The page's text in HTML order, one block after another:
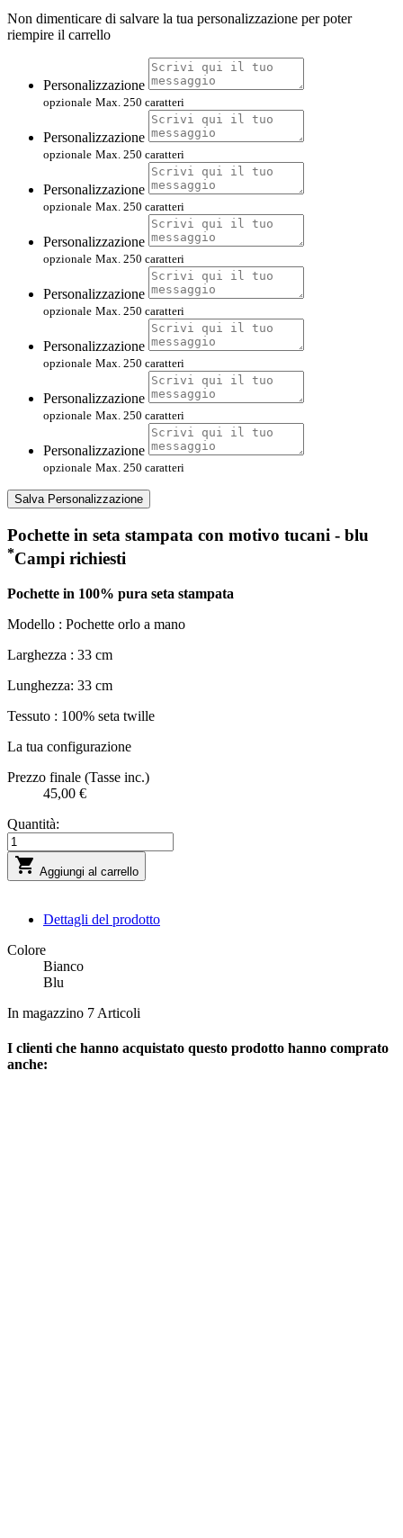
Non dimenticare di salvare la tua personalizzazione per poter
riempire il carrello
Personalizzazione
opzionale Max. 250 caratteri
Personalizzazione
opzionale Max. 250 caratteri
Personalizzazione
opzionale Max. 250 caratteri
Personalizzazione
opzionale Max. 250 caratteri
Personalizzazione
opzionale Max. 250 caratteri
Personalizzazione
opzionale Max. 250 caratteri
Personalizzazione
opzionale Max. 250 caratteri
Personalizzazione
opzionale Max. 250 caratteri
Salva Personalizzazione
Pochette in seta stampata con motivo tucani - blu
*Campi richiesti
Pochette in 100% pura seta stampata
Modello : Pochette orlo a mano
Larghezza : 33 cm
Lunghezza: 33 cm
Tessuto : 100% seta twille
La tua configurazione
Prezzo finale (Tasse inc.)
45,00 €
Quantità:
 Aggiungi al carrello
Dettagli del prodotto
Colore
Bianco
Blu
In magazzino 7 Articoli
I clienti che hanno acquistato questo prodotto hanno comprato
anche: